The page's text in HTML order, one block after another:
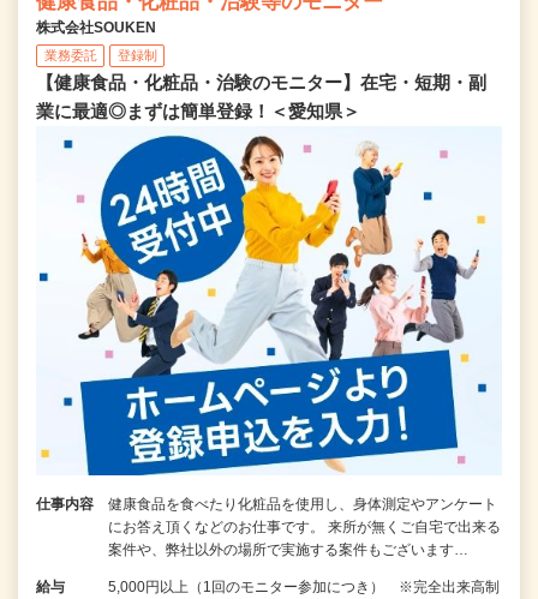
株式会社SOUKEN
業務委託 登録制
【健康食品・化粧品・治験のモニター】在宅・短期・副
業に最適◎まずは簡単登録！＜愛知県＞
仕事内容
健康食品を食べたり化粧品を使用し、身体測定やアンケート
にお答え頂くなどのお仕事です。 来所が無くご自宅で出来る
案件や、弊社以外の場所で実施する案件もございます…
給与 5,000円以上（1回のモニター参加につき） ※完全出来高制